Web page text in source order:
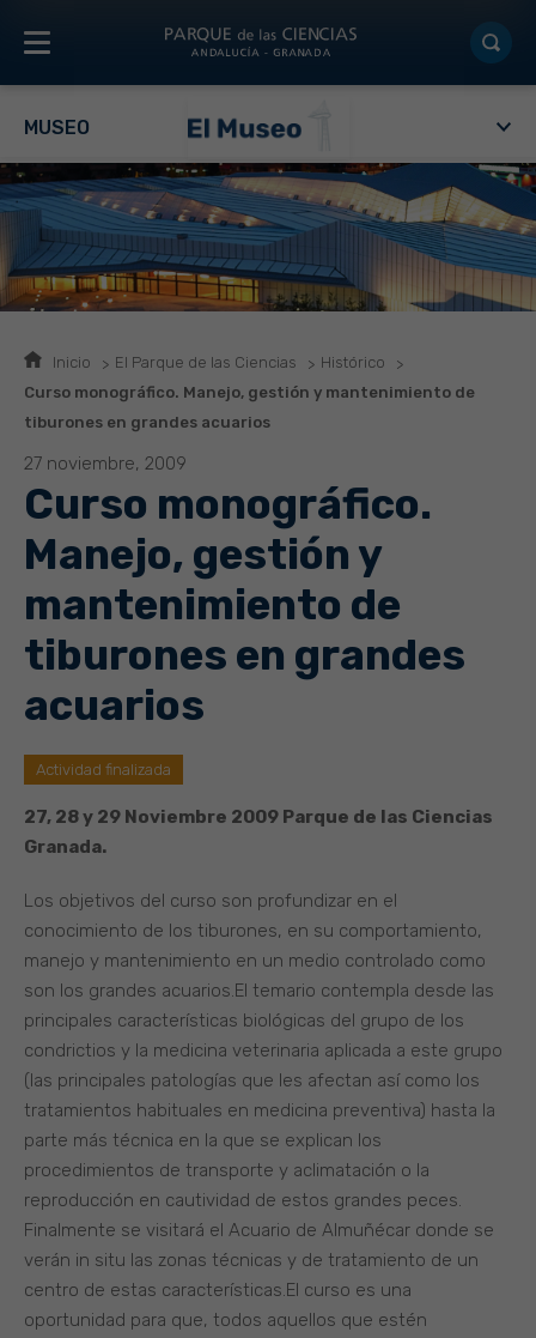
MUSEO
Inicio El Parque de las Ciencias
Histórico
Curso monográfico. Manejo, gestión y mantenimiento de
tiburones en grandes acuarios
27 noviembre, 2009
Curso monográfico.
Manejo, gestión y
mantenimiento de
tiburones en grandes
acuarios
Actividad finalizada
27, 28 y 29 Noviembre 2009 Parque de las Ciencias
Granada.
Los objetivos del curso son profundizar en el
conocimiento de los tiburones, en su comportamiento,
manejo y mantenimiento en un medio controlado como
son los grandes acuarios.El temario contempla desde las
principales características biológicas del grupo de los
condrictios y la medicina veterinaria aplicada a este grupo
(las principales patologías que les afectan así como los
tratamientos habituales en medicina preventiva) hasta la
parte más técnica en la que se explican los
procedimientos de transporte y aclimatación o la
reproducción en cautividad de estos grandes peces.
Finalmente se visitará el Acuario de Almuñécar donde se
verán in situ las zonas técnicas y de tratamiento de un
centro de estas características.El curso es una
oportunidad para que, todos aquellos que estén